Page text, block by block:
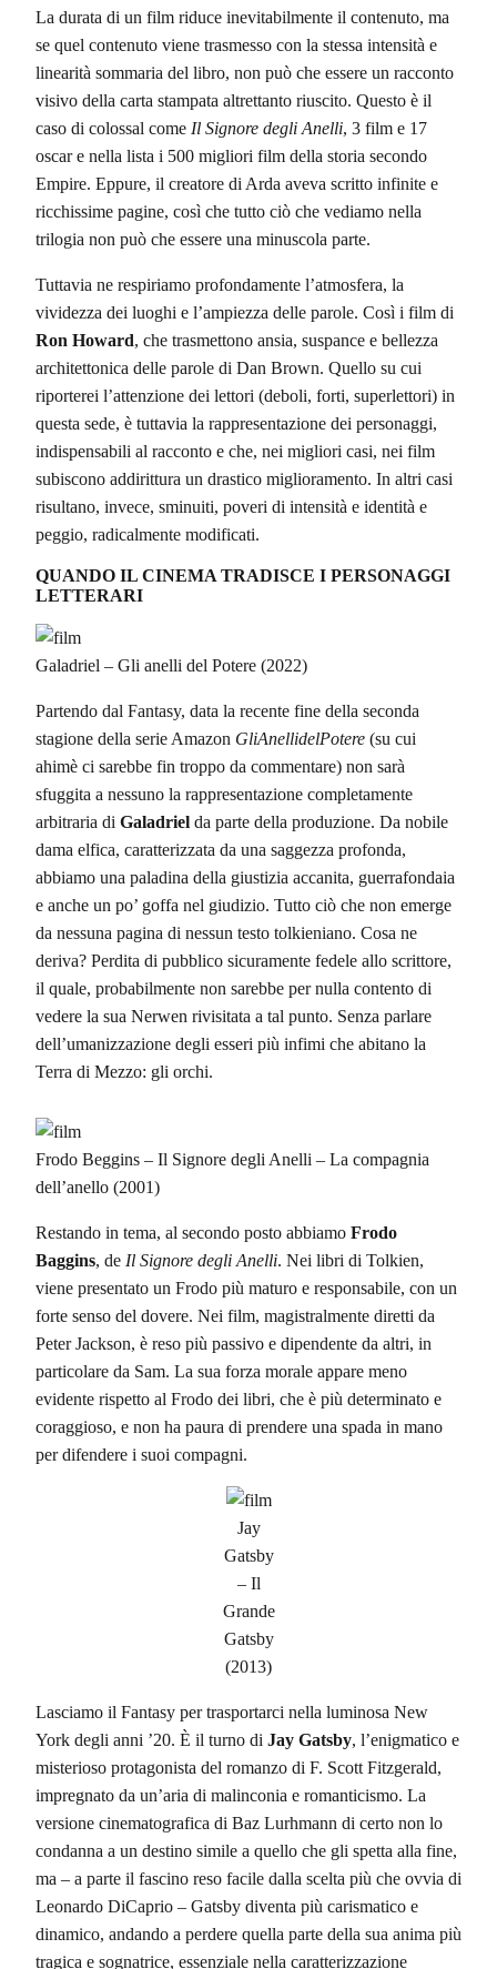
La durata di un film riduce inevitabilmente il contenuto, ma
se quel contenuto viene trasmesso con la stessa intensità e
linearità sommaria del libro, non può che essere un racconto
visivo della carta stampata altrettanto riuscito. Questo è il
caso di colossal come Il Signore degli Anelli, 3 film e 17
oscar e nella lista i 500 migliori film della storia secondo
Empire. Eppure, il creatore di Arda aveva scritto infinite e
ricchissime pagine, così che tutto ciò che vediamo nella
trilogia non può che essere una minuscola parte.
Tuttavia ne respiriamo profondamente l’atmosfera, la
vividezza dei luoghi e l’ampiezza delle parole. Così i film di
Ron Howard, che trasmettono ansia, suspance e bellezza
architettonica delle parole di Dan Brown. Quello su cui
riporterei l’attenzione dei lettori (deboli, forti, superlettori) in
questa sede, è tuttavia la rappresentazione dei personaggi,
indispensabili al racconto e che, nei migliori casi, nei film
subiscono addirittura un drastico miglioramento. In altri casi
risultano, invece, sminuiti, poveri di intensità e identità e
peggio, radicalmente modificati.
QUANDO IL CINEMA TRADISCE I PERSONAGGI
LETTERARI
Galadriel – Gli anelli del Potere (2022)
Partendo dal Fantasy, data la recente fine della seconda
stagione della serie Amazon GliAnellidelPotere (su cui
ahimè ci sarebbe fin troppo da commentare) non sarà
sfuggita a nessuno la rappresentazione completamente
arbitraria di Galadriel da parte della produzione. Da nobile
dama elfica, caratterizzata da una saggezza profonda,
abbiamo una paladina della giustizia accanita, guerrafondaia
e anche un po’ goffa nel giudizio. Tutto ciò che non emerge
da nessuna pagina di nessun testo tolkieniano. Cosa ne
deriva? Perdita di pubblico sicuramente fedele allo scrittore,
il quale, probabilmente non sarebbe per nulla contento di
vedere la sua Nerwen rivisitata a tal punto. Senza parlare
dell’umanizzazione degli esseri più infimi che abitano la
Terra di Mezzo: gli orchi.
Frodo Beggins – Il Signore degli Anelli – La compagnia
dell’anello (2001)
Restando in tema, al secondo posto abbiamo Frodo
Baggins, de Il Signore degli Anelli. Nei libri di Tolkien,
viene presentato un Frodo più maturo e responsabile, con un
forte senso del dovere. Nei film, magistralmente diretti da
Peter Jackson, è reso più passivo e dipendente da altri, in
particolare da Sam. La sua forza morale appare meno
evidente rispetto al Frodo dei libri, che è più determinato e
coraggioso, e non ha paura di prendere una spada in mano
per difendere i suoi compagni.
Jay
Gatsby
– Il
Grande
Gatsby
(2013)
Lasciamo il Fantasy per trasportarci nella luminosa New
York degli anni ’20. È il turno di Jay Gatsby, l’enigmatico e
misterioso protagonista del romanzo di F. Scott Fitzgerald,
impregnato da un’aria di malinconia e romanticismo. La
versione cinematografica di Baz Lurhmann di certo non lo
condanna a un destino simile a quello che gli spetta alla fine,
ma – a parte il fascino reso facile dalla scelta più che ovvia di
Leonardo DiCaprio – Gatsby diventa più carismatico e
dinamico, andando a perdere quella parte della sua anima più
tragica e sognatrice, essenziale nella caratterizzazione